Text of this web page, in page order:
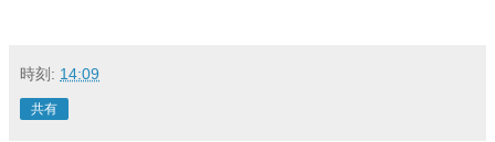
時刻: 14:09
共有